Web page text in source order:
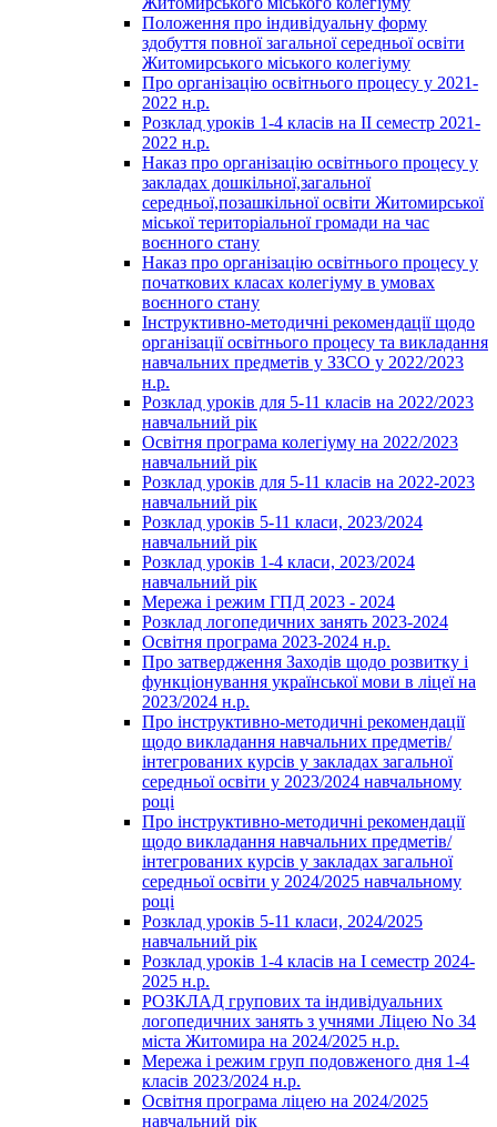
Положення про індивідуальну форму
здобуття повної загальної середньої освіти
Житомирського міського колегіуму
Про організацію освітнього процесу у 2021-
2022 н.р.
Розклад уроків 1-4 класів на ІІ семестр 2021-
2022 н.р.
Наказ про організацію освітнього процесу у
закладах дошкільної,загальної
середньої,позашкільної освіти Житомирської
міської територіальної громади на час
воєнного стану
Наказ про організацію освітнього процесу у
початкових класах колегіуму в умовах
воєнного стану
Інструктивно-методичні рекомендації щодо
організації освітнього процесу та викладання
навчальних предметів у ЗЗСО у 2022/2023
н.р.
Розклад уроків для 5-11 класів на 2022/2023
навчальний рік
Освітня програма колегіуму на 2022/2023
навчальний рік
Розклад уроків для 5-11 класів на 2022-2023
навчальний рік
Розклад уроків 5-11 класи, 2023/2024
навчальний рік
Розклад уроків 1-4 класи, 2023/2024
навчальний рік
Мережа і режим ГПД 2023 - 2024
Розклад логопедичних занять 2023-2024
Освітня програма 2023-2024 н.р.
Про затвердження Заходів щодо розвитку і
функціонування української мови в ліцеї на
2023/2024 н.р.
Про інструктивно-методичні рекомендації
щодо викладання навчальних предметів/
інтегрованих курсів у закладах загальної
середньої освіти у 2023/2024 навчальному
році
Про інструктивно-методичні рекомендації
щодо викладання навчальних предметів/
інтегрованих курсів у закладах загальної
середньої освіти у 2024/2025 навчальному
році
Розклад уроків 5-11 класи, 2024/2025
навчальний рік
Розклад уроків 1-4 класів на І семестр 2024-
2025 н.р.
РОЗКЛАД групових та індивідуальних
логопедичних занять з учнями Ліцею No 34
міста Житомира на 2024/2025 н.р.
Мережа і режим груп подовженого дня 1-4
класів 2023/2024 н.р.
Освітня програма ліцею на 2024/2025
навчальний рік